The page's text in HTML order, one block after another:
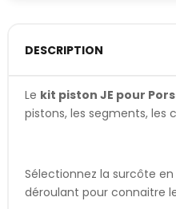
DESCRIPTION
Le kit piston JE pour
pistons, les segments, les
Sélectionnez la surcôte
déroulant pour connaitre